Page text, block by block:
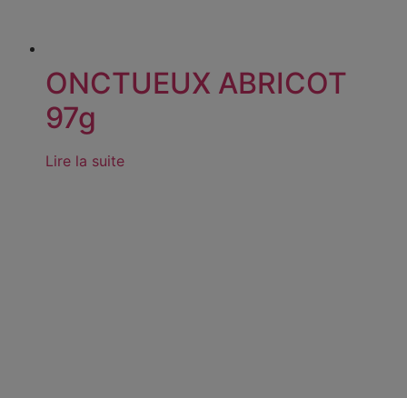
ONCTUEUX ABRICOT
97g
Lire la suite